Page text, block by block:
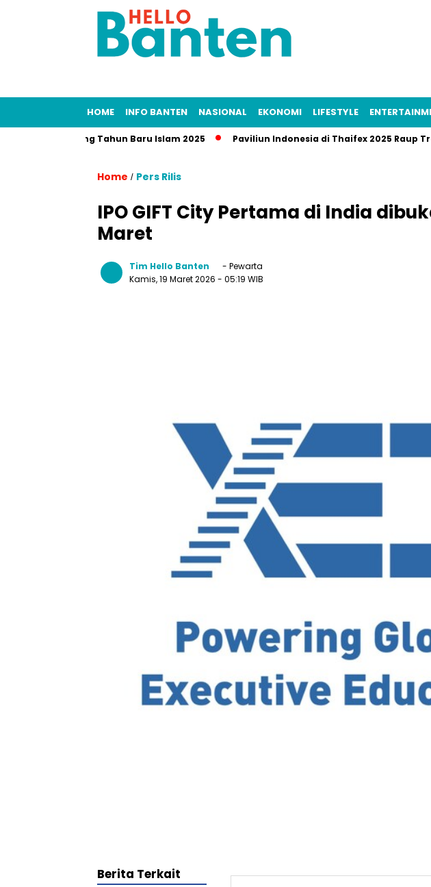
HOME INFO BANTEN NASIONAL EKONOMI LIFESTYLE
Panjang Tahun Baru Islam 2025 Paviliun Indonesia di Thaifex 2025 Raup
Home / Pers Rilis
IPO GIFT City Pertama di India
Maret
Tim Hello Banten
- Pewarta
Kamis, 19 Maret 2026 - 05:19 WIB
Berita Terkait